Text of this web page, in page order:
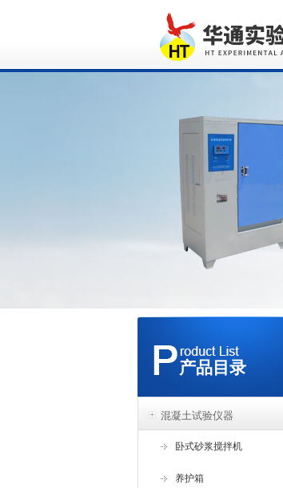
产品目录
混凝土试验仪器
卧式砂浆搅拌机
养护箱